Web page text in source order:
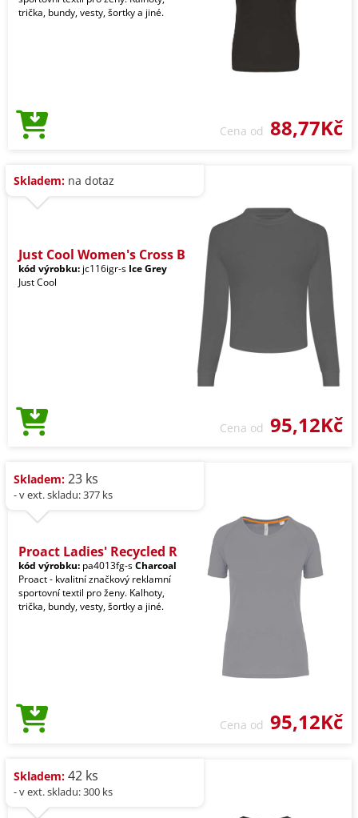
trička, bundy, vesty, šortky a jiné.
Cena od 88,77Kč
Skladem: na dotaz
Just Cool Women's Cross B
kód výrobku: jc116igr-s Ice Grey
Just Cool
Cena od 95,12Kč
Skladem: 23 ks
- v ext. skladu: 377 ks
Proact Ladies' Recycled R
kód výrobku: pa4013fg-sCharcoal
Proact - kvalitní značkový reklamní
sportovní textil pro ženy. Kalhoty,
trička, bundy, vesty, šortky a jiné.
Cena od 95,12Kč
Skladem: 42 ks
- v ext. skladu: 300 ks